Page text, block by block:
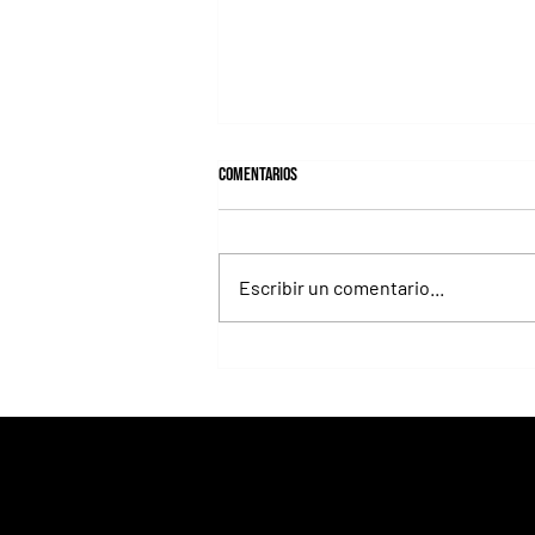
Comentarios
Escribir un comentario...